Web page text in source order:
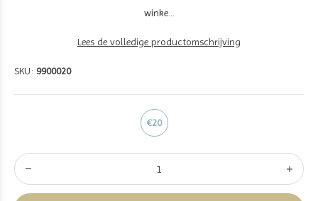
winke...
Lees de volledige productomschrijving
SKU: 9900020
€20